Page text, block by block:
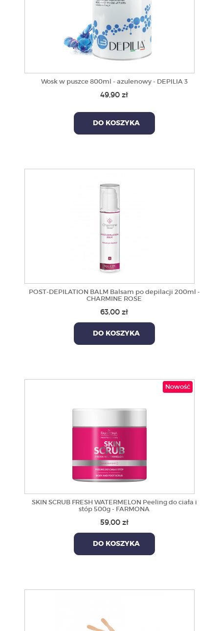
Wosk w puszce 800ml - azulenowy - DEPILIA 3
49,90 zł
DO KOSZYKA
POST-DEPILATION BALM Balsam po depilacji 200ml -
CHARMINE ROSE
63,00 zł
DO KOSZYKA
Nowość
SKIN SCRUB FRESH WATERMELON Peeling do ciała i
stóp 500g - FARMONA
59,00 zł
DO KOSZYKA